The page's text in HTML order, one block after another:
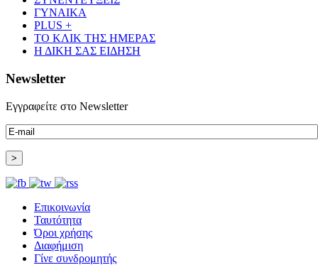
ΓΥΝΑΙΚΑ
PLUS +
ΤΟ ΚΛΙΚ ΤΗΣ ΗΜΕΡΑΣ
Η ΔΙΚΗ ΣΑΣ ΕΙΔΗΣΗ
Newsletter
Εγγραφείτε στο Newsletter
Επικοινωνία
Ταυτότητα
Όροι χρήσης
Διαφήμιση
Γίνε συνδρομητής